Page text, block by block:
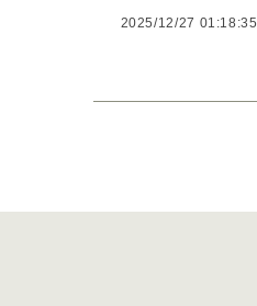
2025/12/27 01:18:35